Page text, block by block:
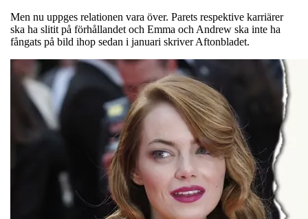
Men nu uppges relationen vara över. Parets respektive karriärer
ska ha slitit på förhållandet och Emma och Andrew ska inte ha
fångats på bild ihop sedan i januari skriver Aftonbladet.